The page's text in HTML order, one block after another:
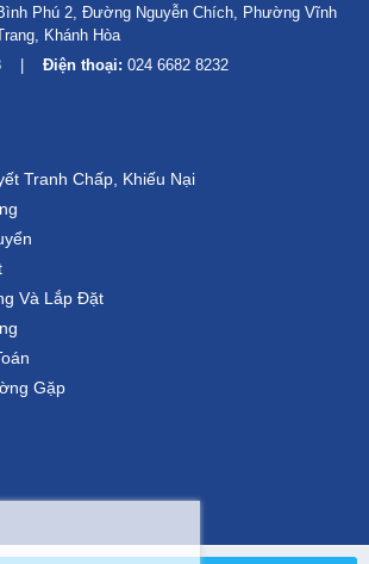
Phú 2, Đường Nguyễn Chích, Phường Vĩnh
Khánh Hòa
Điện thoại: 024 6682 8232
Tranh Chấp, Khiếu Nại
Và Lắp Đặt
Gặp
mua